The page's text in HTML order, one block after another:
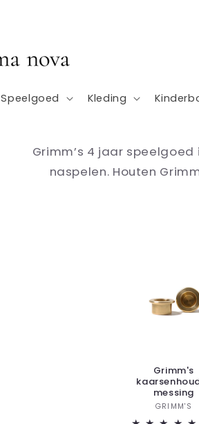
Speelgoed Kleding
Grimm’s 4 jaar
naspelen. Houten
Grimm's
messing
GRIMM'S